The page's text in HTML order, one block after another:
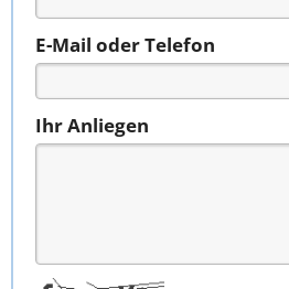
E-Mail oder Telefon
Ihr Anliegen